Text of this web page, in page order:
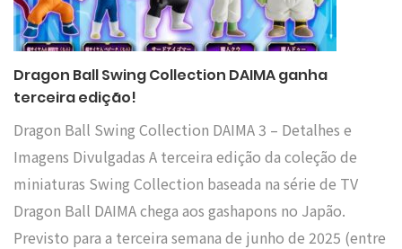
Dragon Ball Swing Collection DAIMA ganha
terceira edição!
Dragon Ball Swing Collection DAIMA 3 – Detalhes e
Imagens Divulgadas A terceira edição da coleção de
miniaturas Swing Collection baseada na série de TV
Dragon Ball DAIMA chega aos gashapons no Japão.
Previsto para a terceira semana de junho de 2025 (entre